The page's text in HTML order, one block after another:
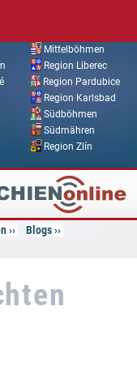
Mittelböhmen
Region Liberec
Region Pardubice
Region Karlsbad
Südböhmen
Südmähren
Region Zlín
Blogs